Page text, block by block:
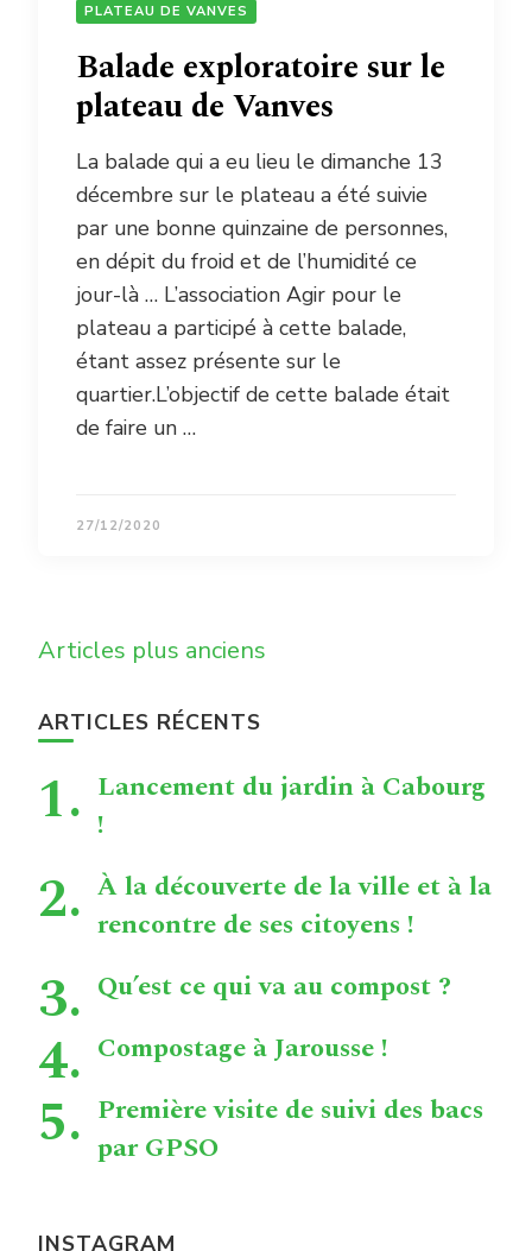
PLATEAU DE VANVES
Balade exploratoire sur le
plateau de Vanves
La balade qui a eu lieu le dimanche 13
décembre sur le plateau a été suivie
par une bonne quinzaine de personnes,
en dépit du froid et de l’humidité ce
jour-là … L’association Agir pour le
plateau a participé à cette balade,
étant assez présente sur le
quartier.L’objectif de cette balade était
de faire un …
27/12/2020
Navigation
articles
Articles plus anciens
ARTICLES RÉCENTS
Lancement du jardin à Cabourg
!
À la découverte de la ville et à la
rencontre de ses citoyens !
Qu’est ce qui va au compost ?
Compostage à Jarousse !
Première visite de suivi des bacs
par GPSO
INSTAGRAM